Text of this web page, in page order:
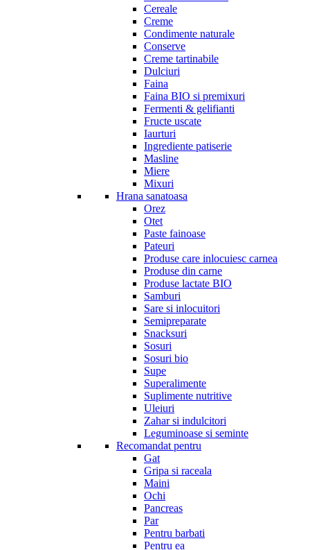
Cereale
Creme
Condimente naturale
Conserve
Creme tartinabile
Dulciuri
Faina
Faina BIO si premixuri
Fermenti & gelifianti
Fructe uscate
Iaurturi
Ingrediente patiserie
Masline
Miere
Mixuri
Hrana sanatoasa
Orez
Otet
Paste fainoase
Pateuri
Produse care inlocuiesc carnea
Produse din carne
Produse lactate BIO
Samburi
Sare si inlocuitori
Semipreparate
Snacksuri
Sosuri
Sosuri bio
Supe
Superalimente
Suplimente nutritive
Uleiuri
Zahar si indulcitori
Leguminoase si seminte
Recomandat pentru
Gat
Gripa si raceala
Maini
Ochi
Pancreas
Par
Pentru barbati
Pentru ea